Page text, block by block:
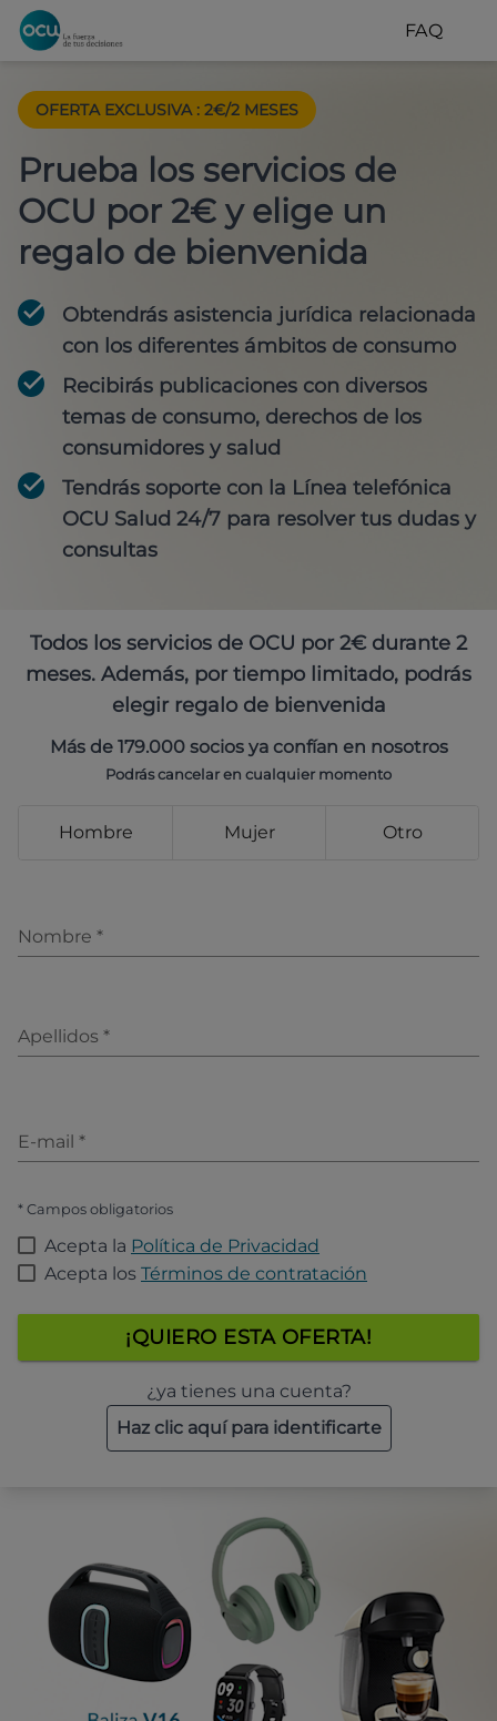
FAQ
OFERTA EXCLUSIVA : 2€/2 MESES
Prueba los servicios de
OCU por 2€ y elige un
regalo de bienvenida
Obtendrás asistencia jurídica relacionada
con los diferentes ámbitos de consumo
Recibirás publicaciones con diversos
temas de consumo, derechos de los
consumidores y salud
Tendrás soporte con la Línea telefónica
OCU Salud 24/7 para resolver tus dudas y
consultas
Todos los servicios de OCU por 2€ durante 2
meses. Además, por tiempo limitado, podrás
elegir regalo de bienvenida
Más de 179.000 socios ya confían en nosotros
Podrás cancelar en cualquier momento
Hombre Mujer Otro
Nombre *
Apellidos *
E-mail *
* Campos obligatorios
Acepta la Política de Privacidad
Acepta los Términos de contratación
¡QUIERO ESTA OFERTA!
¿ya tienes una cuenta?
Haz clic aquí para identificarte